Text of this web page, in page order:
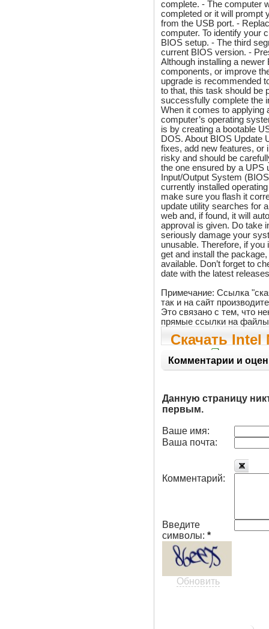
complete. - The computer
completed or it will prompt
from the USB port. -
computer. To identify your
BIOS setup. - The third
current BIOS version. -
Although installing a
components, or improve
upgrade is recommended
to that, this task should be
successfully complete the
When it comes to applying
computer’s operating
is by creating a bootable
DOS. About BIOS Update
fixes, add new features, or
risky and should be
the one ensured by a UPS
Input/Output System
currently installed
make sure you flash it
update utility searches for
web and, if found, it will
approval is given. Do take
seriously damage your
unusable. Therefore, if
get and install the
available. Don’t forget to
date with the latest
Примечание: Ссылка
так и на сайт
Это связано с тем, что
прямые ссылки на
Скачать Intel
0078
Комментарии и
Данную страницу
первым.
Ваше имя:
Ваша почта:
Комментарий:
Введите
символы:*
Обновить